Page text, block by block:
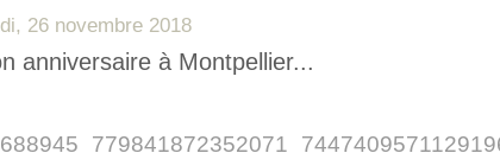
26 novembre 2018
anniversaire à Montpellier...